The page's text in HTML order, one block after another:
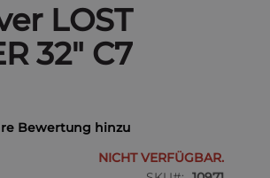
LOST
32" C7
Bewertung hinzu
NICHT VERFÜGBAR.